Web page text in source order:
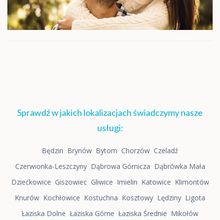
Sprawdź w jakich lokalizacjach świadczymy nasze
usługi:
Będzin Brynów Bytom Chorzów Czeladź
Czerwionka-Leszczyny Dąbrowa Górnicza Dąbrówka Mała
Dziećkowice Giszowiec Gliwice Imielin Katowice Klimontów
Knurów Kochłowice Kostuchna Kosztowy Lędziny Ligota
Łaziska Dolne Łaziska Górne Łaziska Średnie Mikołów